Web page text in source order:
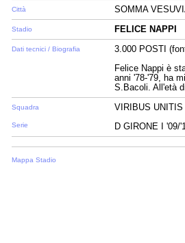
Città SOMMA
Stadio FELICE NAPPI
Dati tecnici / Biografia
3.000 POSTI
Felice Nappi è
anni '78-'79, ha
S.Bacoli. All'età
Squadra
Serie
VIRIBUS
D GIRONE I '09/
Mappa Stadio